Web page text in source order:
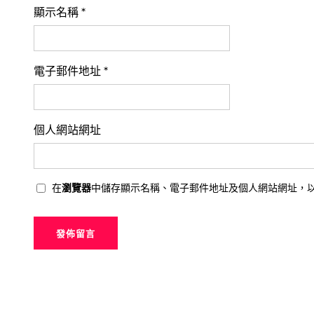
顯示名稱 *
電子郵件地址 *
個人網站網址
在瀏覽器中儲存顯示名稱、電子郵件地址及個人網站網址，